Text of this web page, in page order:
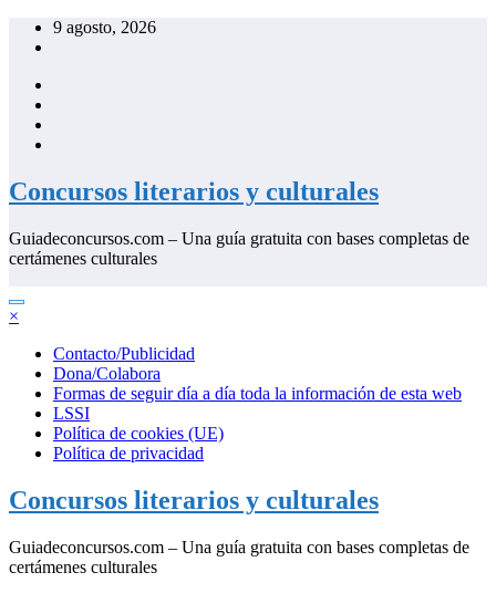
Saltar
9 agosto, 2026
Concursos literarios y culturales
Guiadeconcursos.com – Una guía gratuita con bases completas de
certámenes culturales
×
Contacto/Publicidad
Dona/Colabora
Formas de seguir día a día toda la información de esta web
LSSI
Política de cookies (UE)
Política de privacidad
Concursos literarios y culturales
Guiadeconcursos.com – Una guía gratuita con bases completas de
certámenes culturales